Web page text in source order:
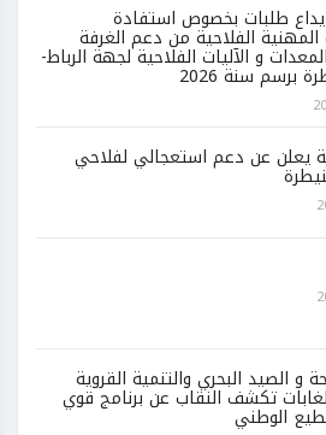
طلبات بخصوص استفادة
المهنية الفلاحية من دعم الغرفة
و الآليات الفلاحية لجهة الرباط-
برسم سنة 2026
يعلن عن دعم استعجالي لفلاحي
و الصيد البحري والتنمية القروية
تكشف النقاب عن برنامج قوي
الوطني